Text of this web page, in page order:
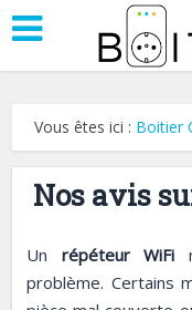
Vous êtes ici : Boitier
Nos avis
Un répéteur WiFi
problème. Certains